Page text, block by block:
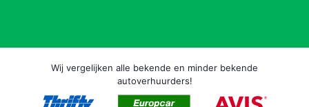
Wij vergelijken alle bekende en minder bekende
autoverhuurders!